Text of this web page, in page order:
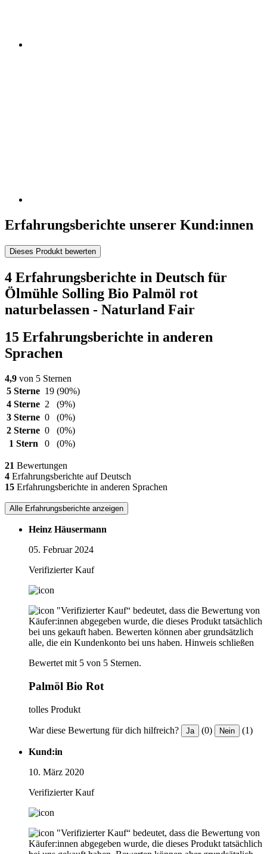
Erfahrungsberichte unserer Kund:innen
Dieses Produkt bewerten
4 Erfahrungsberichte in Deutsch für
Ölmühle Solling Bio Palmöl rot
naturbelassen - Naturland Fair
15 Erfahrungsberichte in anderen
Sprachen
4,9 von 5 Sternen
5 Sterne 19 (90%)
4 Sterne 2
(9%)
3 Sterne 0
(0%)
2 Sterne 0
(0%)
1 Stern
0 (0%)
21 Bewertungen
4 Erfahrungsberichte auf Deutsch
15 Erfahrungsberichte in anderen Sprachen
Alle Erfahrungsberichte anzeigen
Heinz Häusermann
05. Februar 2024
Verifizierter Kauf
"Verifizierter Kauf“ bedeutet, dass die Bewertung von
Käufer:innen abgegeben wurde, die dieses Produkt tatsächlich
bei uns gekauft haben. Bewerten können aber grundsätzlich
alle, die ein Kundenkonto bei uns haben. Hinweis schließen
Bewertet mit 5 von 5 Sternen.
Palmöl Bio Rot
tolles Produkt
War diese Bewertung für dich hilfreich? Ja (0) Nein (1)
Kund:in
10. März 2020
Verifizierter Kauf
"Verifizierter Kauf“ bedeutet, dass die Bewertung von
Käufer:innen abgegeben wurde, die dieses Produkt tatsächlich